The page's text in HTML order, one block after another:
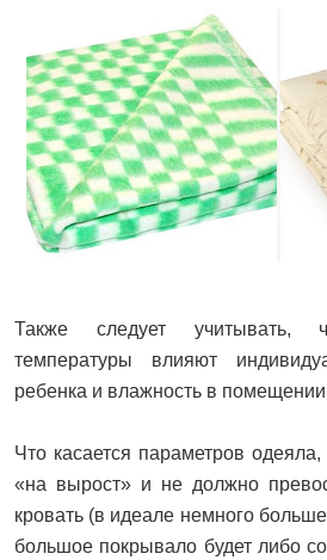
Также следует
температуры влияют
ребенка и влажность в
Что касается параметров
«на вырост» и не должно
кровать (в идеале немного
большое покрывало будет либо